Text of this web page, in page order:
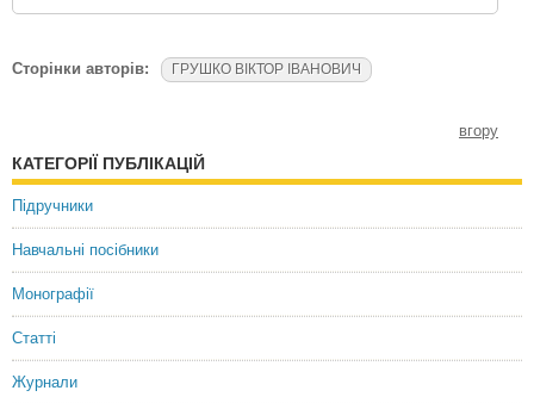
Сторінки авторів: ГРУШКО ВІКТОР ІВАНОВИЧ
вгору
КАТЕГОРІЇ ПУБЛІКАЦІЙ
Підручники
Навчальні посібники
Монографії
Статті
Журнали